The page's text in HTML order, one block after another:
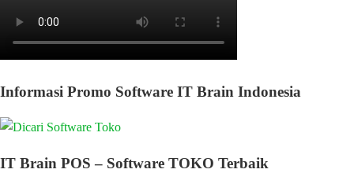
Informasi Promo Software IT Brain Indonesia
IT Brain POS – Software TOKO Terbaik